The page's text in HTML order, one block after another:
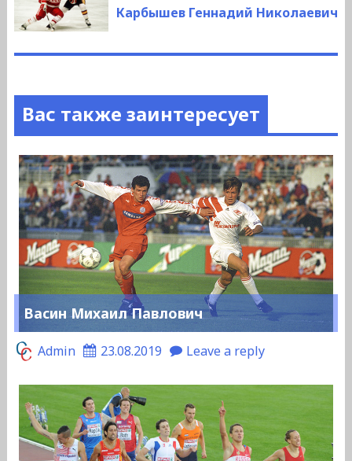
запись:
Карбышев Геннадий Николаевич
Вас также заинтересует
Васин Михаил Павлович
Admin 23.08.2019 Leave a reply